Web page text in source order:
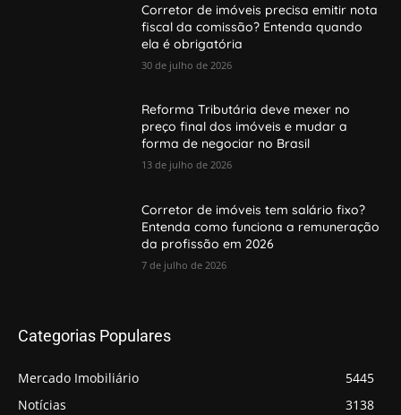
Corretor de imóveis precisa emitir nota
fiscal da comissão? Entenda quando
ela é obrigatória
30 de julho de 2026
Reforma Tributária deve mexer no
preço final dos imóveis e mudar a
forma de negociar no Brasil
13 de julho de 2026
Corretor de imóveis tem salário fixo?
Entenda como funciona a remuneração
da profissão em 2026
7 de julho de 2026
Categorias Populares
Mercado Imobiliário
5445
Notícias
3138